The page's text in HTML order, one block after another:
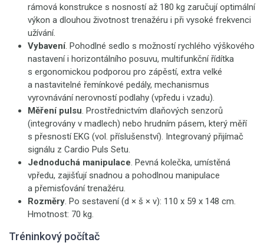
rámová konstrukce s nosností až 180 kg zaručují optimální
výkon a dlouhou životnost trenažéru i při vysoké frekvenci
užívání.
Vybavení. Pohodlné sedlo s možností rychlého výškového
nastavení i horizontálního posuvu, multifunkční řídítka
s ergonomickou podporou pro zápěstí, extra velké
a nastavitelné řemínkové pedály, mechanismus
vyrovnávání nerovností podlahy (vpředu i vzadu).
Měření pulsu. Prostřednictvím dlaňových senzorů
(integrovány v madlech) nebo hrudním pásem, který měří
s přesností EKG (vol. příslušenství). Integrovaný přijímač
signálu z Cardio Puls Setu.
Jednoduchá manipulace. Pevná kolečka, umístěná
vpředu, zajišťují snadnou a pohodlnou manipulace
a přemisťování trenažéru.
Rozměry. Po sestavení (d × š × v): 110 x 59 x 148 cm.
Hmotnost: 70 kg.
Tréninkový počítač